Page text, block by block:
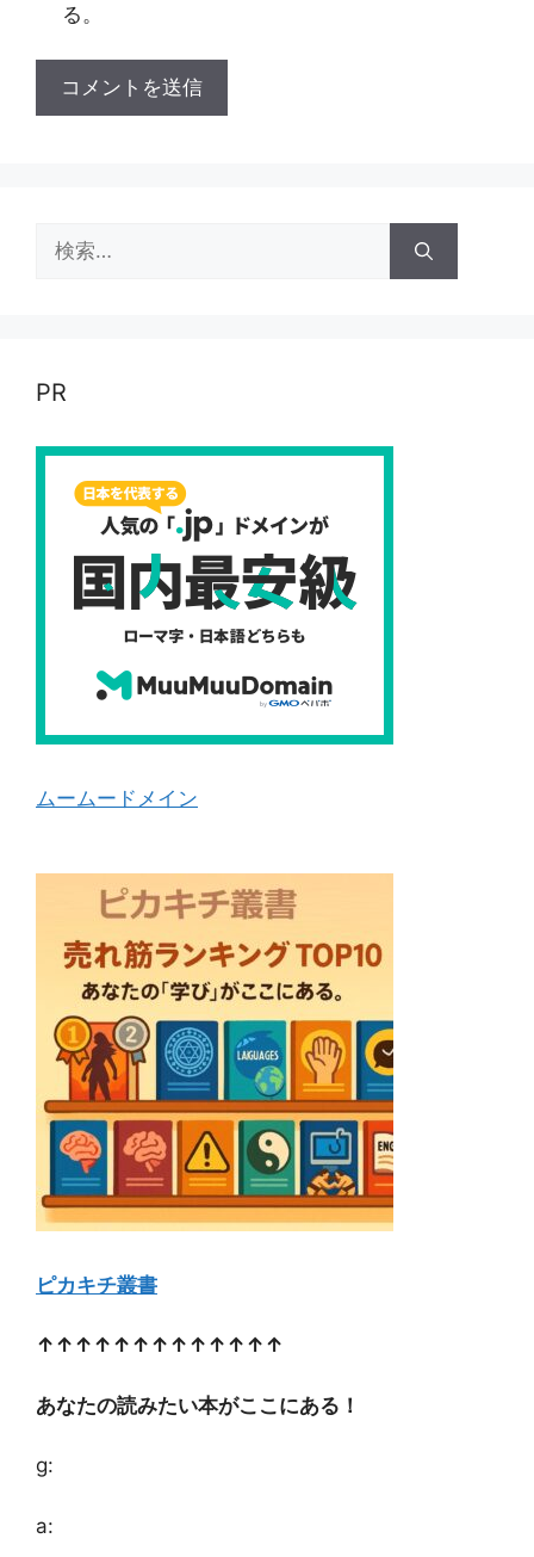
る。
索:
PR
ムームードメイン
ピカキチ叢書
↑↑↑↑↑↑↑↑↑↑↑↑↑
あなたの読みたい本がここにある！
g:
a: